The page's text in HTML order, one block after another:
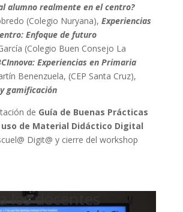
alumno realmente en el centro?
(Colegio Nuryana), Experiencias
Enfoque de futuro
(Colegio Buen Consejo La
Experiencias en Primaria
Benenzuela, (CEP Santa Cruz),
gamificación
de Guía de Buenas Prácticas
de Material Didáctico Digital
Digit@ y cierre del workshop
los docentes